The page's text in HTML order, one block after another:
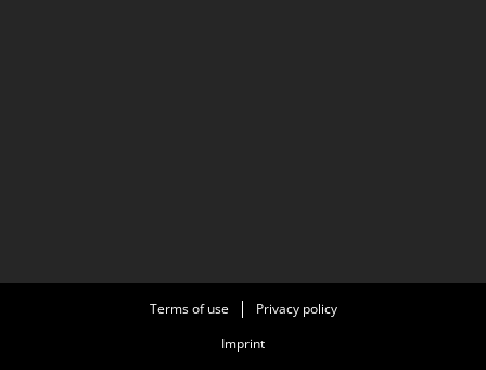
Terms of use
Privacy policy
Imprint